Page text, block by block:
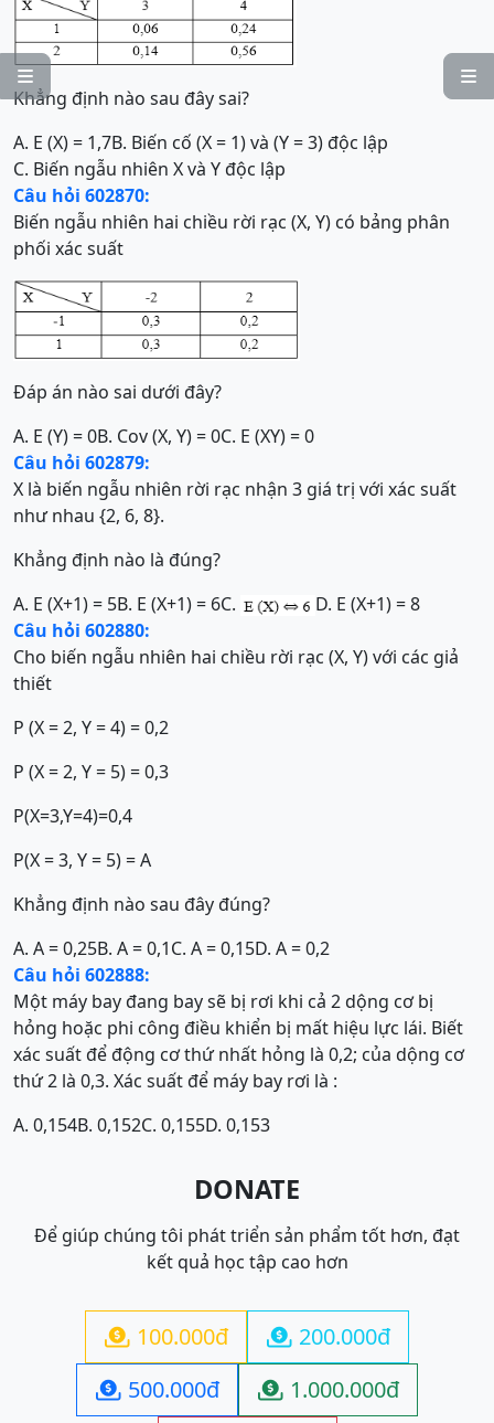


Khẳng định nào sau đây sai?
A. E (X) = 1,7B. Biến cố (X = 1) và (Y = 3) độc lập
C. Biến ngẫu nhiên X và Y độc lập
Câu hỏi 602870:
Biến ngẫu nhiên hai chiều rời rạc (X, Y) có bảng phân
phối xác suất
Đáp án nào sai dưới đây?
A. E (Y) = 0B. Cov (X, Y) = 0C. E (XY) = 0
Câu hỏi 602879:
X là biến ngẫu nhiên rời rạc nhận 3 giá trị với xác suất
như nhau {2, 6, 8}.
Khẳng định nào là đúng?
A. E (X+1) = 5B. E (X+1) = 6C.
D. E (X+1) = 8
Câu hỏi 602880:
Cho biến ngẫu nhiên hai chiều rời rạc (X, Y) với các giả
thiết
P (X = 2, Y = 4) = 0,2
P (X = 2, Y = 5) = 0,3
P(X=3,Y=4)=0,4
P(X = 3, Y = 5) = A
Khẳng định nào sau đây đúng?
A. A = 0,25B. A = 0,1C. A = 0,15D. A = 0,2
Câu hỏi 602888:
Một máy bay đang bay sẽ bị rơi khi cả 2 dộng cơ bị
hỏng hoặc phi công điều khiển bị mất hiệu lực lái. Biết
xác suất để động cơ thứ nhất hỏng là 0,2; của dộng cơ
thứ 2 là 0,3. Xác suất để máy bay rơi là :
A. 0,154B. 0,152C. 0,155D. 0,153
DONATE
Để giúp chúng tôi phát triển sản phẩm tốt hơn, đạt
kết quả học tập cao hơn
 100.000đ  200.000đ
 500.000đ  1.000.000đ